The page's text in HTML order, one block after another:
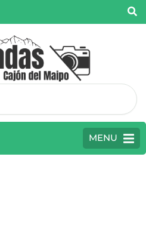
MENU